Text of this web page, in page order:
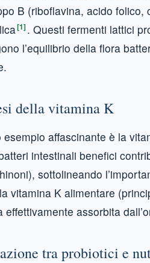
B (riboflavina, acido
[1]. Questi fermenti lattici
l’equilibrio della flora
della vitamina K
esempio affascinante è la
intestinali benefici
sottolineando
vitamina K alimentare
effettivamente assorbita
tra probiotici e